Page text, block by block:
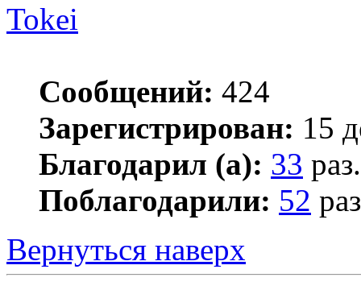
Tokei
Сообщений: 424
Зарегистрирован: 15
Благодарил (а): 33 раз.
Поблагодарили: 52
Вернуться наверх